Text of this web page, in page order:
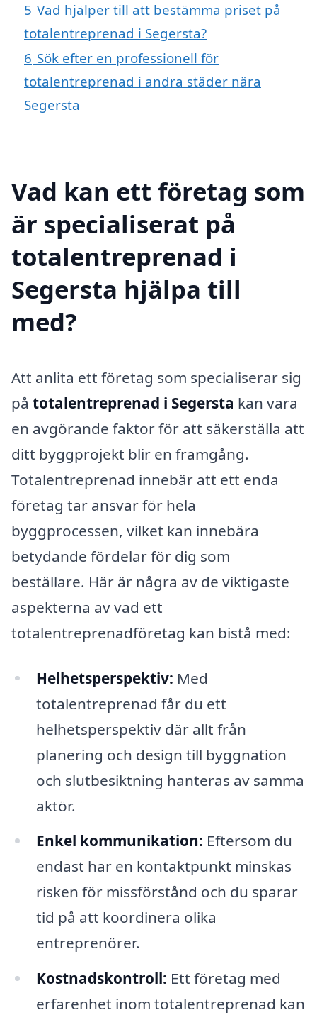
5 Vad hjälper till att bestämma priset på
totalentreprenad i Segersta?
6 Sök efter en professionell för
totalentreprenad i andra städer nära
Segersta
Vad kan ett företag som
är specialiserat på
totalentreprenad i
Segersta hjälpa till
med?
Att anlita ett företag som specialiserar sig
på totalentreprenad i Segersta kan vara
en avgörande faktor för att säkerställa att
ditt byggprojekt blir en framgång.
Totalentreprenad innebär att ett enda
företag tar ansvar för hela
byggprocessen, vilket kan innebära
betydande fördelar för dig som
beställare. Här är några av de viktigaste
aspekterna av vad ett
totalentreprenadföretag kan bistå med:
Helhetsperspektiv: Med
totalentreprenad får du ett
helhetsperspektiv där allt från
planering och design till byggnation
och slutbesiktning hanteras av samma
aktör.
Enkel kommunikation: Eftersom du
endast har en kontaktpunkt minskas
risken för missförstånd och du sparar
tid på att koordinera olika
entreprenörer.
Kostnadskontroll: Ett företag med
erfarenhet inom totalentreprenad kan